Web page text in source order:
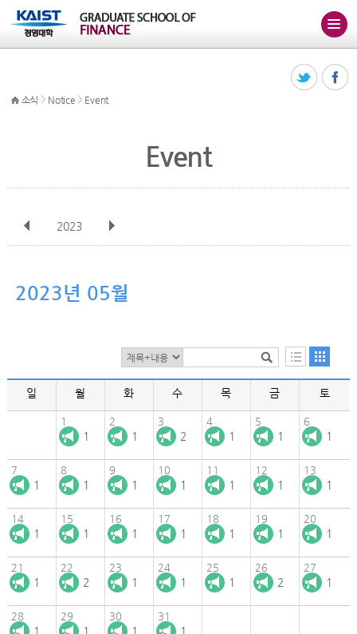
소식 > Notice > Event
Event
2023
12월
2023년 05월
일 월 화 수 목 금 토
1
1
2
1
3
2
4
1
5
1
6
1
7
1
8
1
9
1
10
1
11
1
12
1
13
1
14
1
15
1
16
1
17
1
18
1
19
1
20
1
21
1
22
2
23
1
24
1
25
1
26
2
27
1
28
1
29
1
30
1
31
1